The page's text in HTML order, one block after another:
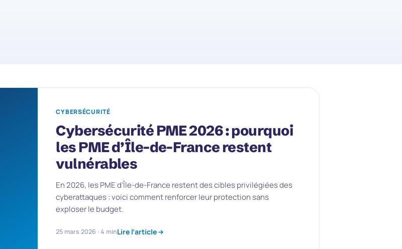
CYBERSÉCURITÉ
Cybersécurité PME 2026 : pourquoi
les PME d’Île-de-France restent
vulnérables
En 2026, les PME d’Île-de-France restent des cibles privilégiées des
cyberattaques : voici comment renforcer leur protection sans
exploser le budget.
25 mars 2026 · 4 minLire l’article